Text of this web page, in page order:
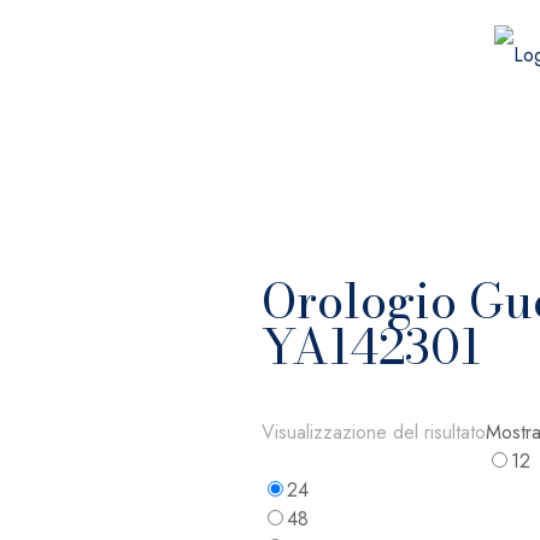
Orologio
YA142301
Visualizzazione del risultato
12
24
48